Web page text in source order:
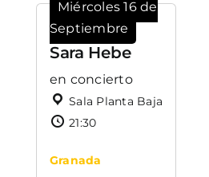
Miércoles 16 de
Septiembre
Sara Hebe
en concierto
Sala Planta Baja
21:30
Granada